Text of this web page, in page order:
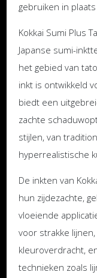
gebruiken in
Kokkai Sumi Plus
Japanse sumi-
het gebied van
inkt is ontwikkeld
biedt een
zachte
stijlen, van
hyperrealistische
De inkten van
hun zijdezachte,
vloeiende
voor strakke
kleuroverdracht,
technieken zoals